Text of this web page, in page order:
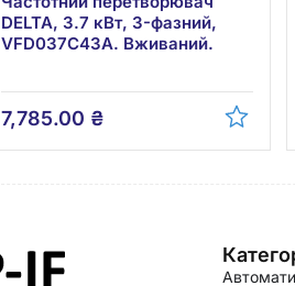
DELTA, 3.7 кВт, 3-фазний,
VFD037C43A. Вживаний.
7,785.00 ₴